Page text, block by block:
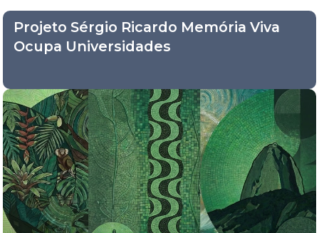
Projeto Sérgio Ricardo Memória Viva
Ocupa Universidades